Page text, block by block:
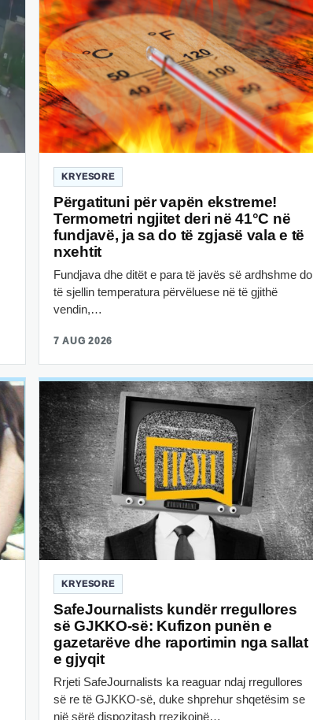
KRYESORE
Përgatituni për vapën ekstreme!
Termometri ngjitet deri në 41°C në
fundjavë, ja sa do të zgjasë vala e të
nxehtit
Fundjava dhe ditët e para të javës së ardhshme do
të sjellin temperatura përvëluese në të gjithë
vendin,…
7 AUG 2026
KRYESORE
SafeJournalists kundër rregullores
së GJKKO-së: Kufizon punën e
gazetarëve dhe raportimin nga sallat
e gjyqit
Rrjeti SafeJournalists ka reaguar ndaj rregullores
së re të GJKKO-së, duke shprehur shqetësim se
një sërë dispozitash rrezikojnë…